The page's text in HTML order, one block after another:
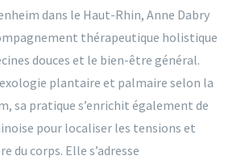
dans le Haut-Rhin, Anne Dabry
thérapeutique holistique
douces et le bien-être général.
plantaire et palmaire selon la
sa pratique s’enrichit également de
pour localiser les tensions et
du corps. Elle s’adresse